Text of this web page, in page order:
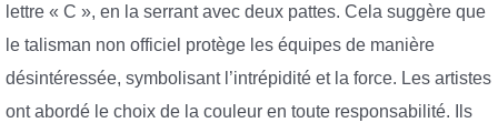
lettre « C », en la serrant avec deux pattes. Cela suggère que
le talisman non officiel protège les équipes de manière
désintéressée, symbolisant l’intrépidité et la force. Les artistes
ont abordé le choix de la couleur en toute responsabilité. Ils